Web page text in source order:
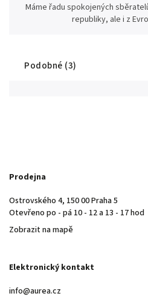
Máme řadu spokojených
republiky, ale i z
Podobné (3)
Prodejna
Ostrovského 4, 150 00 Praha 5
Otevřeno po - pá 10 - 12 a 13 - 17 hod
Zobrazit na mapě
Elektronický kontakt
info@aurea.cz